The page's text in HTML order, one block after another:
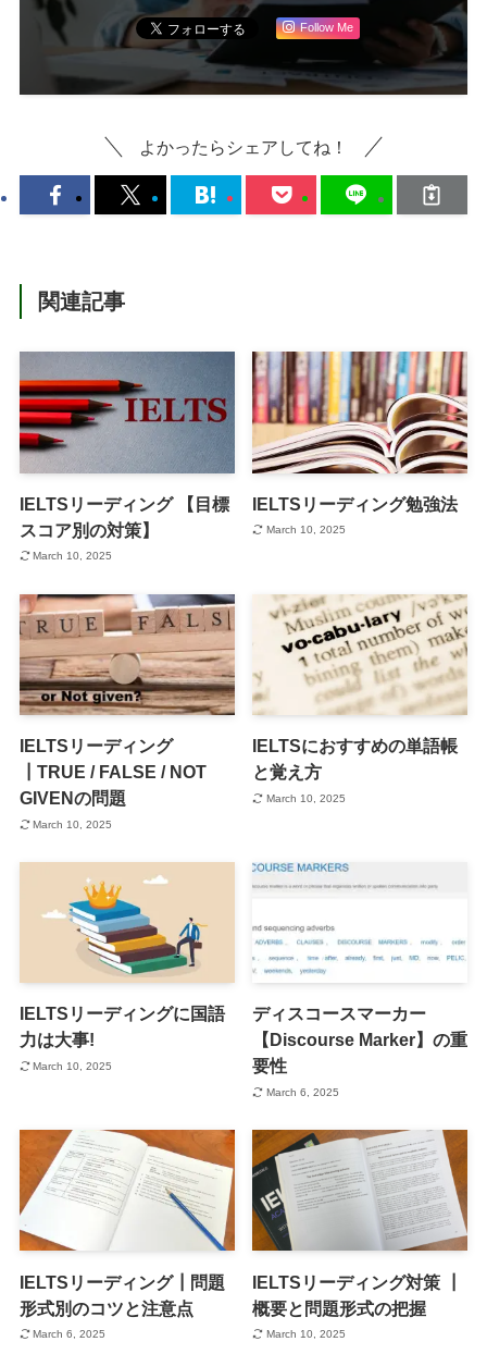
Follow Me
よかったらシェアしてね！
関連記事
IELTSリーディング 【目標
スコア別の対策】
March 10, 2025
IELTSリーディング勉強法
March 10, 2025
IELTSリーディング
┃TRUE / FALSE / NOT
GIVENの問題
March 10, 2025
IELTSにおすすめの単語帳
と覚え方
March 10, 2025
IELTSリーディングに国語
力は大事!
March 10, 2025
ディスコースマーカー
【Discourse Marker】の重
要性
March 6, 2025
IELTSリーディング┃問題
形式別のコツと注意点
March 6, 2025
IELTSリーディング対策 ┃
概要と問題形式の把握
March 10, 2025